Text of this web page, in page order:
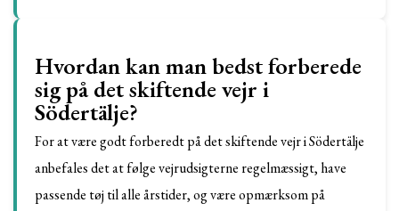
Hvordan kan man bedst forberede
sig på det skiftende vejr i
Södertälje?
For at være godt forberedt på det skiftende vejr i Södertälje
anbefales det at følge vejrudsigterne regelmæssigt, have
passende tøj til alle årstider, og være opmærksom på